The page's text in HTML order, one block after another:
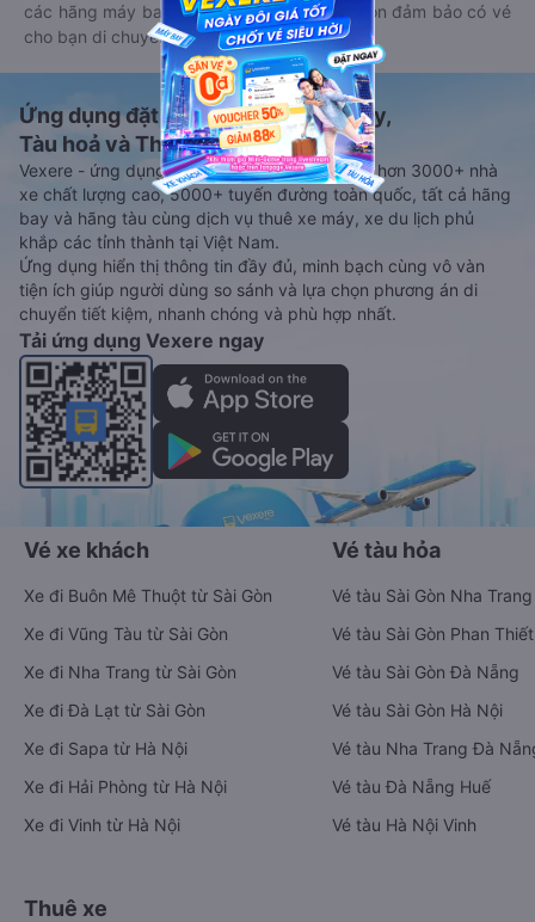
các hãng máy bay, xe khách và tàu hoả, luôn đảm bảo có vé
cho bạn di chuyển.
Ứng dụng đặt vé Xe khách, Máy bay,
Tàu hoả và Thuê xe
Vexere - ứng dụng đặt vé đa phương tiện với hơn 3000+ nhà
xe chất lượng cao, 5000+ tuyến đường toàn quốc, tất cả hãng
bay và hãng tàu cùng dịch vụ thuê xe máy, xe du lịch phủ
khắp các tỉnh thành tại Việt Nam.
Ứng dụng hiển thị thông tin đầy đủ, minh bạch cùng vô vàn
tiện ích giúp người dùng so sánh và lựa chọn phương án di
chuyển tiết kiệm, nhanh chóng và phù hợp nhất.
Tải ứng dụng Vexere ngay
Vé xe khách
Xe đi Buôn Mê Thuột từ Sài Gòn
Xe đi Vũng Tàu từ Sài Gòn
Xe đi Nha Trang từ Sài Gòn
Xe đi Đà Lạt từ Sài Gòn
Xe đi Sapa từ Hà Nội
Xe đi Hải Phòng từ Hà Nội
Xe đi Vinh từ Hà Nội
Vé tàu hỏa
Vé tàu Sài Gòn Nha Trang
Vé tàu Sài Gòn Phan Thiết
Vé tàu Sài Gòn Đà Nẵng
Vé tàu Sài Gòn Hà Nội
Vé tàu Nha Trang Đà
Vé tàu Đà Nẵng Huế
Vé tàu Hà Nội Vinh
Thuê xe